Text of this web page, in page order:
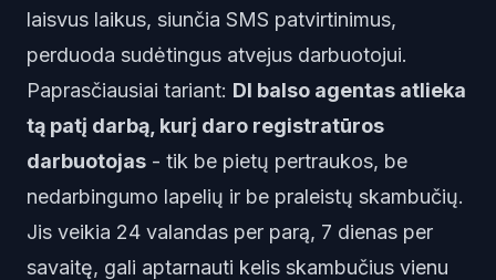
laisvus laikus, siunčia SMS patvirtinimus,
perduoda sudėtingus atvejus darbuotojui.
Paprasčiausiai tariant: DI balso agentas atlieka
tą patį darbą, kurį daro registratūros
darbuotojas - tik be pietų pertraukos, be
nedarbingumo lapelių ir be praleistų skambučių.
Jis veikia 24 valandas per parą, 7 dienas per
savaitę, gali aptarnauti kelis skambučius vienu